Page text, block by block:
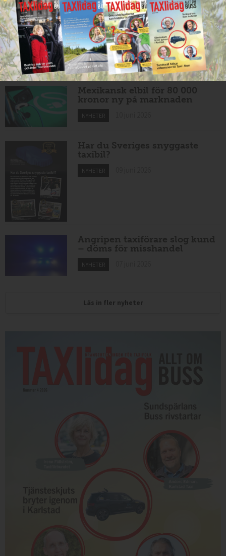
NYHETER 10 juni 2026
Nytt taxibolag i Borlänge
NYHETER 10 juni 2026
Mexikansk elbil för 80 000
kronor ny på marknaden
NYHETER
Har du Sveriges snyggaste
taxibil?
NYHETER
Angripen taxiförare slog kund
– döms för misshandel
NYHETER
Läs in fler nyheter